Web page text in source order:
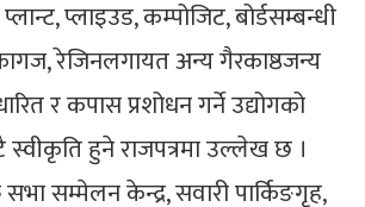
प्लाइउड, कम्पोजिट, बोर्डसम्बन्धी
रेजिनलगायत अन्य गैरकाष्ठजन्य
र कपास प्रशोधन गर्ने उद्योगको
स्वीकृति हुने राजपत्रमा उल्लेख छ ।
सभा सम्मेलन केन्द्र, सवारी पार्किङगृह,